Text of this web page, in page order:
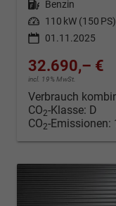
Kraftstoff Benzin
Leistung 110 kW (150 PS)
01.11.2025
32.690,– €
incl. 19% MwSt.
Verbrauch
CO2-Klasse: D
CO2-Emissionen: